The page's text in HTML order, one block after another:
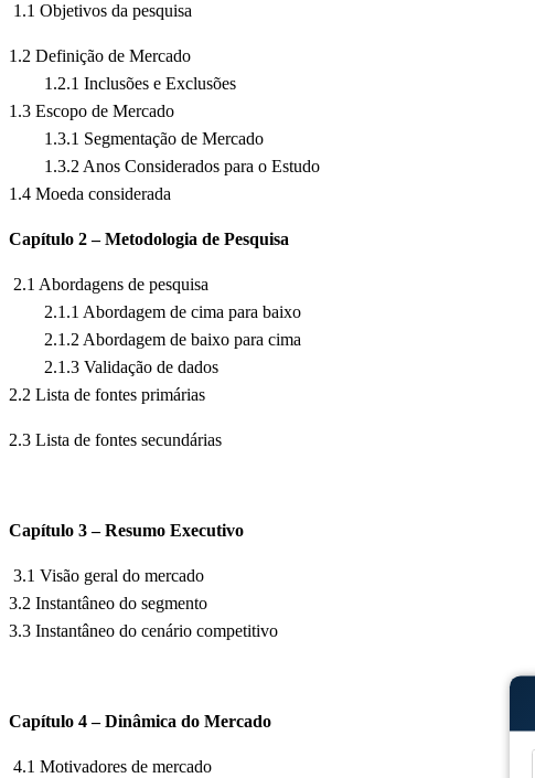
1.1 Objetivos da pesquisa
1.2 Definição de Mercado
1.2.1 Inclusões e Exclusões
1.3 Escopo de Mercado
1.3.1 Segmentação de Mercado
1.3.2 Anos Considerados para o Estudo
1.4 Moeda considerada
Capítulo 2 – Metodologia de Pesquisa
2.1 Abordagens de pesquisa
2.1.1 Abordagem de cima para baixo
2.1.2 Abordagem de baixo para cima
2.1.3 Validação de dados
2.2 Lista de fontes primárias
2.3 Lista de fontes secundárias
Capítulo 3 – Resumo Executivo
3.1 Visão geral do mercado
3.2 Instantâneo do segmento
3.3 Instantâneo do cenário competitivo
Capítulo 4 – Dinâmica do Mercado
4.1 Motivadores de mercado